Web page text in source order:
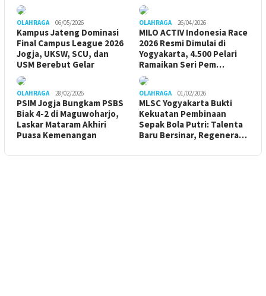
OLAHRAGA 06/05/2026
Kampus Jateng Dominasi
Final Campus League 2026
Jogja, UKSW, SCU, dan
USM Berebut Gelar
OLAHRAGA 26/04/2026
MILO ACTIV Indonesia Race
2026 Resmi Dimulai di
Yogyakarta, 4.500 Pelari
Ramaikan Seri Pem…
OLAHRAGA 28/02/2026
PSIM Jogja Bungkam PSBS
Biak 4-2 di Maguwoharjo,
Laskar Mataram Akhiri
Puasa Kemenangan
OLAHRAGA 01/02/2026
MLSC Yogyakarta Bukti
Kekuatan Pembinaan
Sepak Bola Putri: Talenta
Baru Bersinar, Regenera…